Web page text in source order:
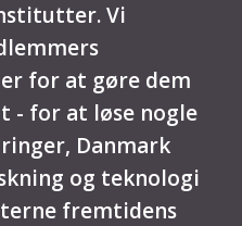
Vi
for at gøre dem
- for at løse nogle
Danmark
og teknologi
fremtidens